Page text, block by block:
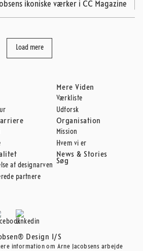
Load mere
Mere Viden
Værkliste
Udforsk
Organisation
Mission
Hvem vi er
af designarven
partnere
News & Stories
Søg
Design I/S
information om Arne Jacobsens arbejde